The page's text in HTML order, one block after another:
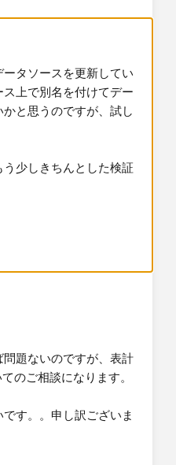
タソースを更新してい
上で別名を付けてデー
と思うのですが、試し
少しきちんとした検証
題ないのですが、表計
のご相談になります。
す。。申し訳ございま